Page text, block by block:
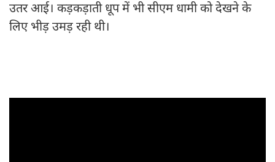
उतर आई। कड़कड़ाती धूप में भी सीएम धामी को देखने के
लिए भीड़ उमड़ रही थी।